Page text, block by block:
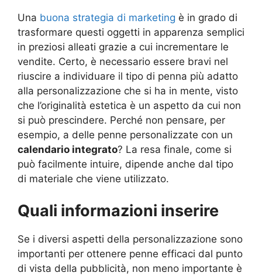
Una buona strategia di marketing è in grado di
trasformare questi oggetti in apparenza semplici
in preziosi alleati grazie a cui incrementare le
vendite. Certo, è necessario essere bravi nel
riuscire a individuare il tipo di penna più adatto
alla personalizzazione che si ha in mente, visto
che l’originalità estetica è un aspetto da cui non
si può prescindere. Perché non pensare, per
esempio, a delle penne personalizzate con un
calendario integrato? La resa finale, come si
può facilmente intuire, dipende anche dal tipo
di materiale che viene utilizzato.
Quali informazioni inserire
Se i diversi aspetti della personalizzazione sono
importanti per ottenere penne efficaci dal punto
di vista della pubblicità, non meno importante è